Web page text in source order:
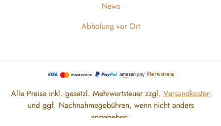
News
Abholung vor Ort
Alle Preise inkl. gesetzl. Mehrwertsteuer zzgl. Versandkosten
und ggf. Nachnahmegebühren, wenn nicht anders
angegeben.